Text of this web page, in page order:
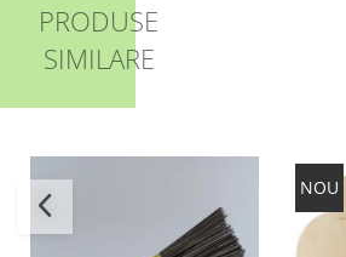
PRODUSE
SIMILARE
NOU